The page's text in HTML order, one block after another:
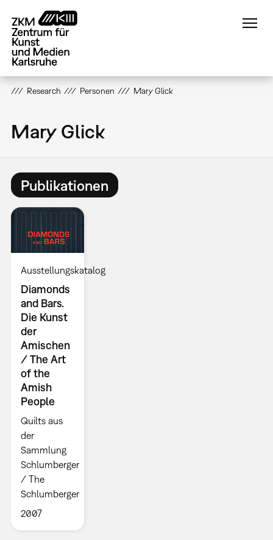
zum
Inhalt
Research Personen Mary Glick
Mary Glick
Publikationen
Ausstellungskatalog
Diamonds
and Bars.
Die Kunst
der
Amischen
/ The Art
of the
Amish
People
Quilts aus
der
Sammlung
Schlumberger
/ The
Schlumberger
2007